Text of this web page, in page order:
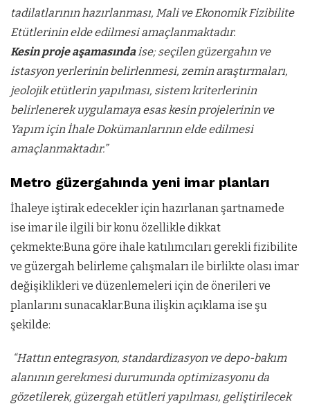
tadilatlarının hazırlanması, Mali ve Ekonomik Fizibilite
Etütlerinin elde edilmesi amaçlanmaktadır.
Kesin proje aşamasındaise; seçilen güzergahın ve
istasyon yerlerinin belirlenmesi, zemin araştırmaları,
jeolojik etütlerin yapılması, sistem kriterlerinin
belirlenerek uygulamaya esas kesin projelerinin ve
Yapım için İhale Dokümanlarının elde edilmesi
amaçlanmaktadır.”
Metro güzergahında yeni imar planları
İhaleye iştirak edecekler için hazırlanan şartnamede
ise imar ile ilgili bir konu özellikle dikkat
çekmekte:Buna göre ihale katılımcıları gerekli fizibilite
ve güzergah belirleme çalışmaları ile birlikte olası imar
değişiklikleri ve düzenlemeleri için de önerileri ve
planlarını sunacaklar.Buna ilişkin açıklama ise şu
şekilde:
“Hattın entegrasyon, standardizasyon ve depo-bakım
alanının gerekmesi durumunda optimizasyonu da
gözetilerek, güzergah etütleri yapılması, geliştirilecek